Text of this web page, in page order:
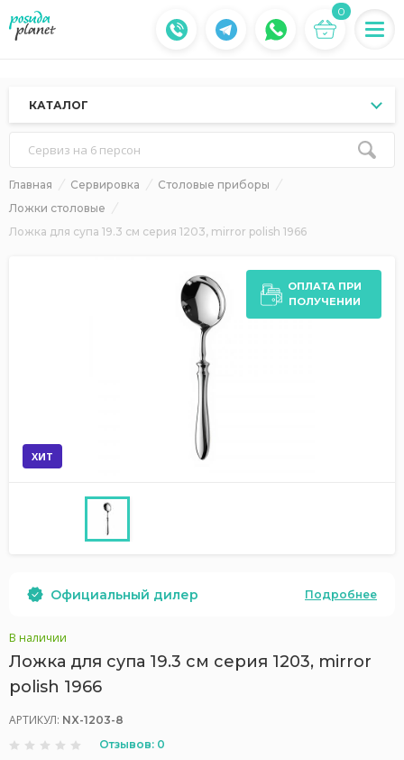
0
КАТАЛОГ
Сервиз на 6 персон
Главная Сервировка
Столовые приборы
Ложки столовые
Ложка для супа 19.3 см серия 1203, mirror polish 1966
ОПЛАТА ПРИ
ПОЛУЧЕНИИ
ХИТ
Официальный дилер Подробнее
В наличии
Ложка для супа 19.3 см серия 1203, mirror
polish 1966
АРТИКУЛ: NX-1203-8
Отзывов: 0